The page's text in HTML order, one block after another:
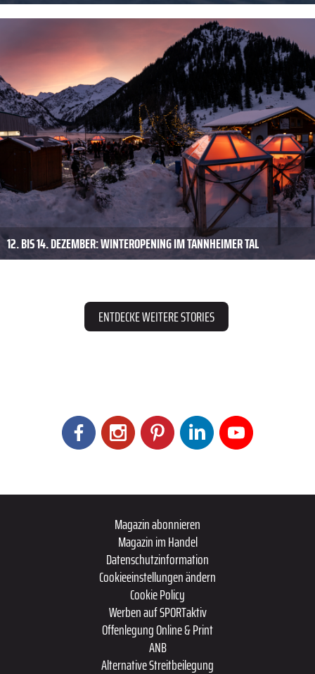
12. BIS 14. DEZEMBER: WINTEROPENING IM TANNHEIMER TAL
ENTDECKE WEITERE STORIES
Magazin abonnieren
Magazin im Handel
Datenschutzinformation
Cookieeinstellungen ändern
Cookie Policy
Werben auf SPORTaktiv
Offenlegung Online & Print
ANB
Alternative Streitbeilegung